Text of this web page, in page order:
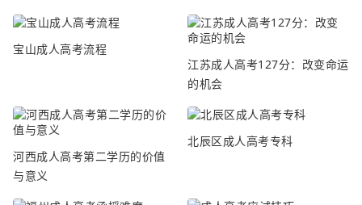
宝山成人高考流程
江苏成人高考127分：改变命运
的机会
河西成人高考第二学历的价值
与意义
北辰区成人高考专科